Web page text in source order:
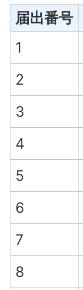
届出番号
1
2
3
4
5
6
7
8